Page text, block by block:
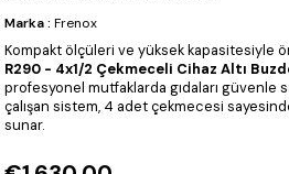
Marka : Frenox
Kompakt ölçüleri ve yüksek kapasitesiyle
R290 - 4x1/2 Çekmeceli Cihaz Altı
profesyonel mutfaklarda gıdaları güvenle
çalışan sistem, 4 adet çekmecesi
sunar.